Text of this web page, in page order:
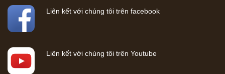
Liên kết với chúng tôi trên facebook
Liên kết với chúng tôi trên Youtube